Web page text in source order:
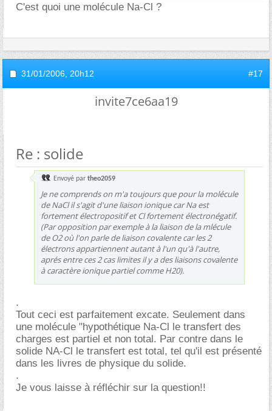
C'est quoi une molécule Na-Cl ?
31/01/2006, 20h12 #17
invite7ce6aa19
Re : solide
Envoyé par theo2059
Je ne comprends on m'a toujours que pour la molécule
de NaCl il s'agit d'une liaison ionique car Na est
fortement électropositif et Cl fortement électronégatif.
(Par opposition par exemple à la liaison de la mlécule
de O2 où l'on parle de liaison covalente car les 2
électrons appartiennent autant à l'un qu'à l'autre,
aprés entre ces 2 cas limites il y a des liaisons covalente
à caractère ionique partiel comme H20).
.
Tout ceci est parfaitement excate. Seulement dans
une molécule "hypothétique Na-Cl le transfert des
charges est partiel et non total. Par contre dans le
solide NA-Cl le transfert est total, tel qu'il est présenté
dans les livres de physique du solide.
.
Je vous laisse à réfléchir sur la question!!